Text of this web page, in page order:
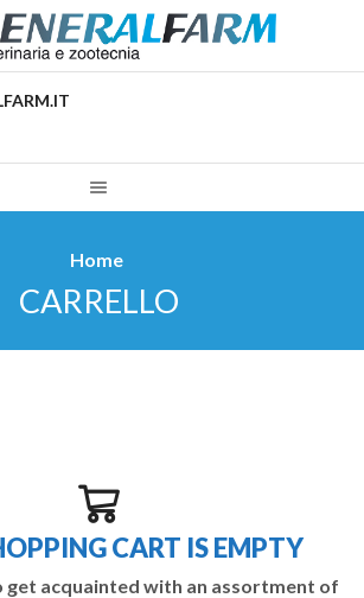
Home
CARRELLO
CART IS EMPTY
get acquainted with an assortment of